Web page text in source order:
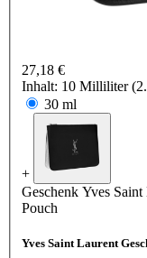
27,18 €
Inhalt: 10 Milliliter
30 ml
+
Geschenk Yves
Pouch
Yves Saint Laurent